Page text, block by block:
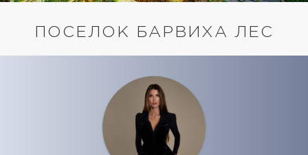
ПОСЕЛОК БАРВИХА ЛЕС